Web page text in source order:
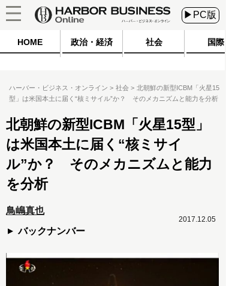
▶PC版
HOME 政治・経済 社会 国際
ハーバー・ビジネス・オンライン 社会
北朝鮮の新型ICBM「火星15
型」は米国本土に届く“核ミサイル”か？ そのメカニズムと能力を分析
北朝鮮の新型ICBM「火星15型」
は米国本土に届く“核ミサイ
ル”か？ そのメカニズムと能力
を分析
鳥嶋真也
バックナンバー
2017.12.05